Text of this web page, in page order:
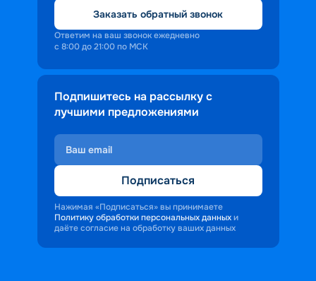
Заказать обратный звонок
Ответим на ваш звонок ежедневно
с 8:00 до 21:00 по МСК
Подпишитесь на рассылку с
лучшими предложениями
Подписаться
Нажимая «Подписаться» вы принимаете
Политику обработки персональных данных и
даёте согласие на обработку ваших данных